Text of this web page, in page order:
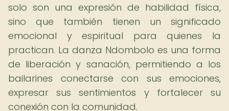
solo son una expresión de habilidad física,
sino que también tienen un significado
emocional y espiritual para quienes la
practican. La danza Ndombolo es una forma
de liberación y sanación, permitiendo a los
bailarines conectarse con sus emociones,
expresar sus sentimientos y fortalecer su
conexión con la comunidad.